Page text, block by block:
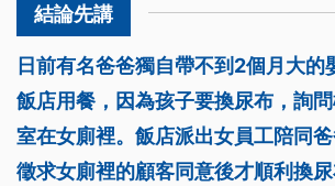
日前有名爸爸獨自帶不到2個月大的
飯店用餐，因為孩子要換尿布，詢
室在女廁裡。飯店派出女員工陪同爸
徵求女廁裡的顧客同意後才順利換